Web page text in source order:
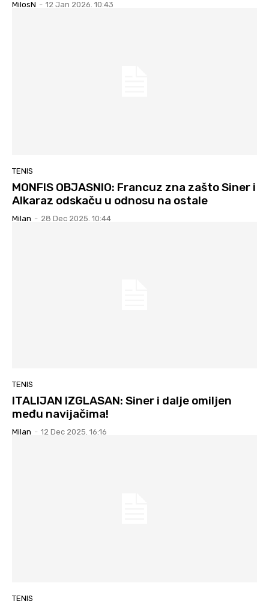
MilosN - 12 Jan 2026. 10:43
TENIS
MONFIS OBJASNIO: Francuz zna zašto Siner i
Alkaraz odskaču u odnosu na ostale
Milan - 28 Dec 2025. 10:44
TENIS
ITALIJAN IZGLASAN: Siner i dalje omiljen
među navijačima!
Milan - 12 Dec 2025. 16:16
TENIS